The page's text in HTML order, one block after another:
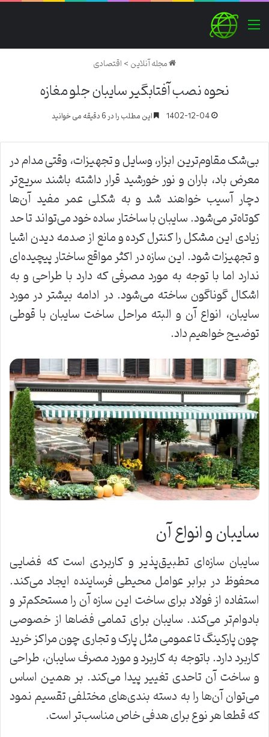
منو
مجله آنلاین>اقتصادی
نحوه نصب آفتابگیر سایبان جلو مغازه
1402-12-04 این مطلب را در 6 دقیقه می خوانید
بی‌شک مقاوم‌ترین ابزار، وسایل و تجهیزات، وقتی مدام در
معرض باد، باران و نور خورشید قرار داشته باشند سریع‌تر
دچار آسیب خواهند شد و به شکلی عمر مفید آن‌ها
کوتاه‌تر می‌شود. سایبان با ساختار ساده خود می‌تواند تا حد
زیادی این مشکل را کنترل کرده و مانع از صدمه دیدن اشیا
و تجهیزات شود. این سازه در اکثر مواقع ساختار پیچیده‌ای
ندارد اما با توجه به مورد مصرفی که دارد با طراحی و به
اشکال گوناگون ساخته می‌شود. در ادامه بیشتر در مورد
سایبان، انواع آن و البته مراحل ساخت سایبان با قوطی
توضیح خواهیم داد.
سایبان و انواع آن
سایبان سازه‌ای تطبیق‌پذیر و کاربردی است که فضایی
محفوظ در برابر عوامل محیطی فرساینده ایجاد می‌کند.
استفاده از فولاد برای ساخت این سازه آن را مستحکم‌تر و
بادوام‌تر می‌کند. سایبان‌ برای تمامی فضاها از خصوصی
چون پارکینگ تا عمومی مثل پارک و تجاری چون مراکز خرید
کاربرد دارد. باتوجه به کاربرد و مورد مصرف سایبان، طراحی
و ساخت آن تاحدی تغییر پیدا می‌کند. بر همین اساس
می‌توان آن‌ها را به دسته بندی‌های مختلفی تقسیم نمود
که قطعا هر نوع برای هدفی خاص مناسب‌تر است.